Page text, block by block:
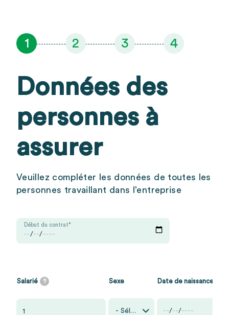
Données des
personnes à
assurer
Veuillez compléter les données de toutes les
personnes travaillant dans l’entreprise
Début du contrat*
Salarié ? Sexe Date de naissance